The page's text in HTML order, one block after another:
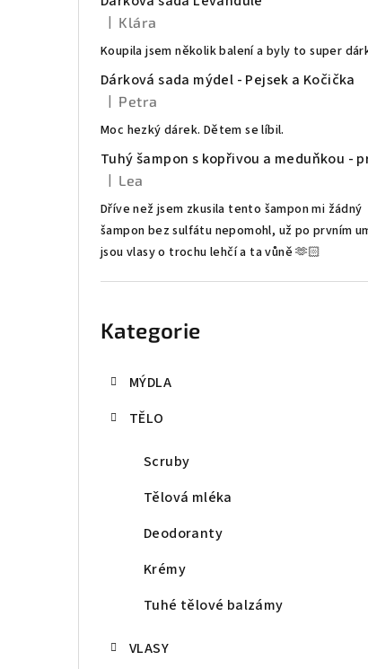
Hodnocení produktu je 5 z 5 hvězdiček.
Klára
Koupila jsem několik balení a byly to super
Dárková sada mýdel - Pejsek a Kočička
Hodnocení produktu je 5 z 5 hvězdiček.
Petra
Moc hezký dárek. Dětem se líbil.
Hodnocení produktu je 5 z 5 hvězdiček.
Lea
Dříve než jsem zkusila tento šampon mi žádný
šampon bez sulfátu nepomohl, už po prvním
jsou vlasy o trochu lehčí a ta vůně 🫶🏻
Kategorie
MÝDLA
TĚLO
Scruby
Tělová mléka
Deodoranty
Krémy
Tuhé tělové balzámy
VLASY